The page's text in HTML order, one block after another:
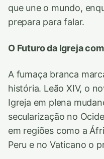
que une o mundo,
prepara para falar.
O Futuro da Igreja
A fumaça branca
história. Leão XIV, o
Igreja em plena
secularização no
em regiões como a
Peru e no Vaticano o